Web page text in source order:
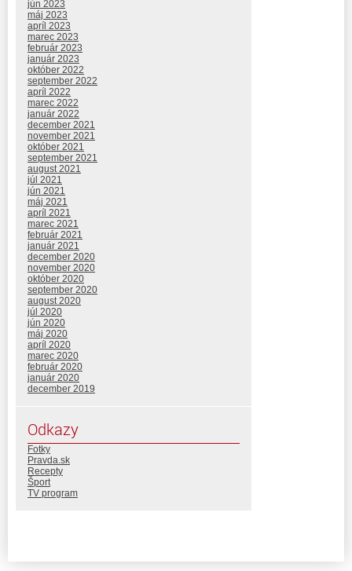
jún 2023
máj 2023
apríl 2023
marec 2023
február 2023
január 2023
október 2022
september 2022
apríl 2022
marec 2022
január 2022
december 2021
november 2021
október 2021
september 2021
august 2021
júl 2021
jún 2021
máj 2021
apríl 2021
marec 2021
február 2021
január 2021
december 2020
november 2020
október 2020
september 2020
august 2020
júl 2020
jún 2020
máj 2020
apríl 2020
marec 2020
február 2020
január 2020
december 2019
Odkazy
Fotky
Pravda.sk
Recepty
Šport
TV program